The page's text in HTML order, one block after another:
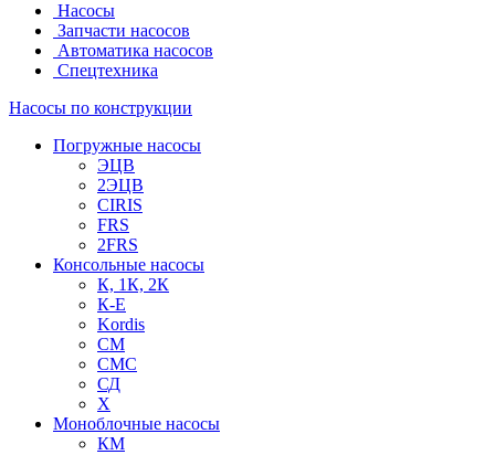
Насосы
Запчасти насосов
Автоматика насосов
Спецтехника
Насосы по конструкции
Погружные насосы
ЭЦВ
2ЭЦВ
CIRIS
FRS
2FRS
Консольные насосы
К, 1К, 2К
К-Е
Kordis
СМ
СМС
СД
Х
Моноблочные насосы
КМ